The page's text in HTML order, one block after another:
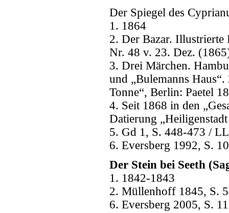
Der Spiegel des
1. 1864
2. Der Bazar.
Nr. 48 v. 23. Dez.
3. Drei Märchen.
und „Bulemanns
Tonne“, Berlin: Paetel
4. Seit 1868 in den
Datierung
5. Gd 1, S. 448-473 /
6. Eversberg 1992, S.
Der Stein bei Seeth
1. 1842-1843
2. Müllenhoff 1845, S.
6. Eversberg 2005, S.